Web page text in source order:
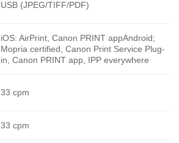
USB (JPEG/TIFF/PDF)
iOS: AirPrint, Canon PRINT appAndroid;
Mopria certified, Canon Print Service Plug-
in, Canon PRINT app, IPP everywhere
33 cpm
33 cpm